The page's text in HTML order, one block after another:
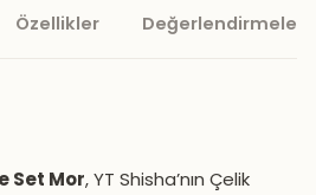
Özellikler Değerlendirmeler
Set Mor, YT Shisha’nın Çelik